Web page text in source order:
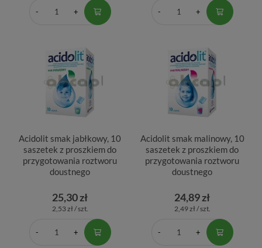
Acidolit smak jabłkowy, 10
saszetek z proszkiem do
przygotowania roztworu
doustnego
25,30 zł
2,53 zł / szt.
Acidolit smak malinowy, 10
saszetek z proszkiem do
przygotowania roztworu
doustnego
24,89 zł
2,49 zł / szt.